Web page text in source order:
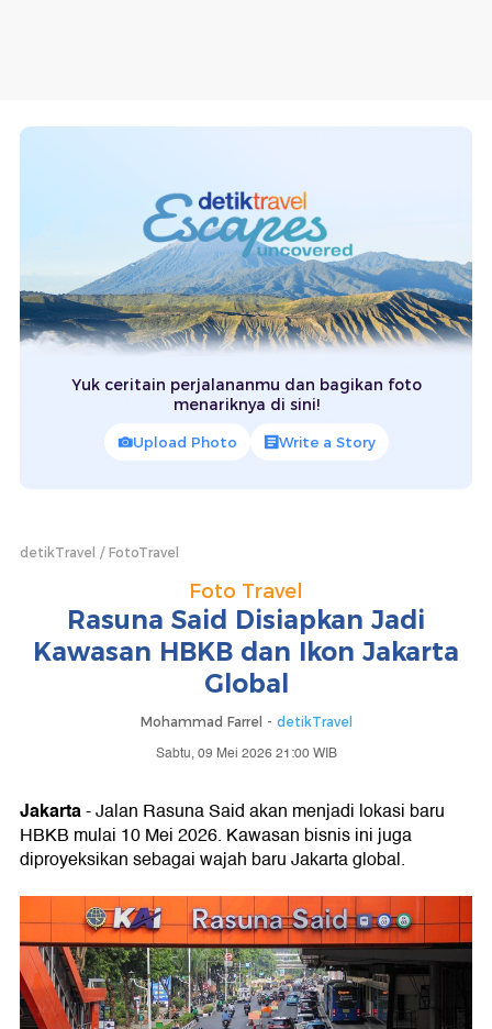
Yuk ceritain perjalananmu dan bagikan foto
menariknya di sini!
Upload Photo Write a Story
detikTravel FotoTravel
Foto Travel
Rasuna Said Disiapkan Jadi
Kawasan HBKB dan Ikon Jakarta
Global
Mohammad Farrel - detikTravel
Sabtu, 09 Mei 2026 21:00 WIB
Jakarta- Jalan Rasuna Said akan menjadi lokasi baru
HBKB mulai 10 Mei 2026. Kawasan bisnis ini juga
diproyeksikan sebagai wajah baru Jakarta global.